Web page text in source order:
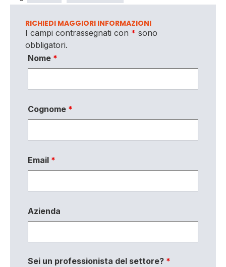
RICHIEDI MAGGIORI INFORMAZIONI
I campi contrassegnati con * sono
obbligatori.
Nome *
Cognome *
Email *
Azienda
Sei un professionista del settore? *